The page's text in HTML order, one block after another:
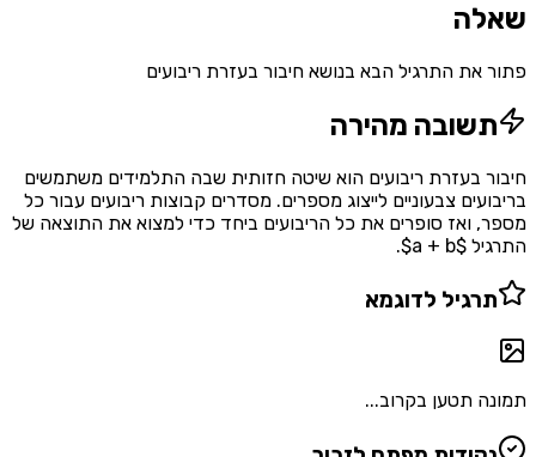
שאלה
פתור את התרגיל הבא בנושא חיבור בעזרת ריבועים
תשובה מהירה
חיבור בעזרת ריבועים הוא שיטה חזותית שבה התלמידים משתמשים
בריבועים צבעוניים לייצוג מספרים. מסדרים קבוצות ריבועים עבור כל
מספר, ואז סופרים את כל הריבועים ביחד כדי למצוא את התוצאה של
התרגיל $a + b$.
תרגיל לדוגמא
תמונה תטען בקרוב...